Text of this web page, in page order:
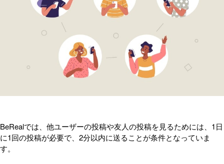
BeRealでは、他ユーザーの投稿や友人の投稿を見るためには、1日
に1回の投稿が必要で、2分以内に送ることが条件となっていま
す。